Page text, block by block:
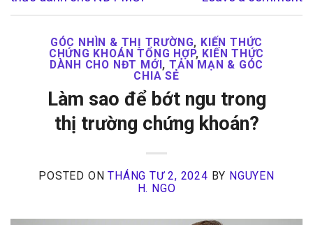
GÓC NHÌN & THỊ TRƯỜNG, KIẾN THỨC
CHỨNG KHOÁN TỔNG HỢP, KIẾN THỨC
DÀNH CHO NĐT MỚI , TẢN MẠN & GÓC
CHIA SẺ
Làm sao để bớt ngu trong
thị trường chứng khoán?
POSTED ONTHÁNG TƯ 2, 2024 BY NGUYEN
H. NGO